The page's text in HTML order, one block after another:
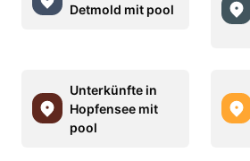
Detmold mit pool
Unterkünfte in
Hopfensee mit
pool